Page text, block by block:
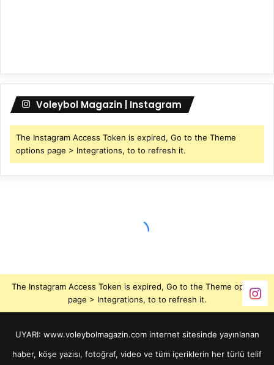
Voleybol Magazin | Instagram
The Instagram Access Token is expired, Go to the Theme
options page > Integrations, to to refresh it.
The Instagram Access Token is expired, Go to the Theme options
page > Integrations, to to refresh it.
UYARI: www.voleybolmagazin.com internet sitesinde yayınlanan
haber, köşe yazısı, fotoğraf, video ve tüm içeriklerin her türlü telif